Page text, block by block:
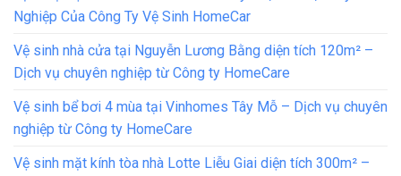
Nghiệp Của Công Ty Vệ Sinh HomeCar
Vệ sinh nhà cửa tại Nguyễn Lương Bằng diện tích 120m² –
Dịch vụ chuyên nghiệp từ Công ty HomeCare
Vệ sinh bể bơi 4 mùa tại Vinhomes Tây Mỗ – Dịch vụ chuyên
nghiệp từ Công ty HomeCare
Vệ sinh mặt kính tòa nhà Lotte Liễu Giai diện tích 300m² –